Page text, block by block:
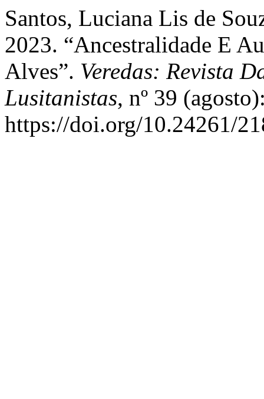
Santos, Luciana Lis de
2023. “Ancestralidade E
Alves”. Veredas: Revista
Lusitanistas, nº 39
https://doi.org/10.24261/